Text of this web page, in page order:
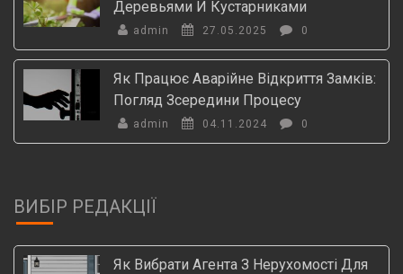
Деревьями И Кустарниками
admin 27.05.2025 0
Як Працює Аварійне Відкриття Замків:
Погляд Зсередини Процесу
admin 04.11.2024 0
ВИБІР РЕДАКЦІЇ
Як Вибрати Агента З Нерухомості Для